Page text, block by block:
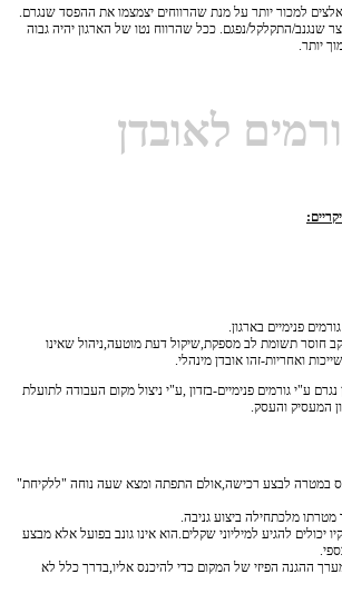
למכור יותר על מנת שהרווחים יצמצמו את ההפסד שנגרם.
שנגנב/התקלקל/נפגם. ככל שהרווח נטו של הארגון יהיה גבוה
יותר.
לאובדן
פנימיים בארגון.
חוסר תשומת לב מספקת,שיקול דעת מוטעה,ניהול שאינו
ואחריות-זהו אובדן מינהלי.
ע"י גורמים פנימיים-בזדון ,ע"י ניצול מקום העבודה לתועלת
המעסיק והעסק.
במטרה לבצע רכישה,אולם התפתה ומצא שעה נוחה "ללקיחת"
מלכתחילה ביצוע גניבה.
יכולים להגיע למיליוני שקלים.הוא אינו גונב בפועל אלא מבצע
ההגנה הפיזי של המקום כדי להיכנס אליו,בדרך כלל לא